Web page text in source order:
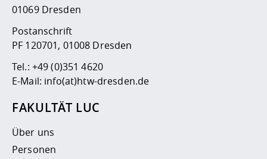
01069 Dresden
Postanschrift
PF 120701, 01008 Dresden
Tel.: +49 (0)351 4620
E-Mail: info(at)htw-dresden.de
FAKULTÄT LUC
Über uns
Personen